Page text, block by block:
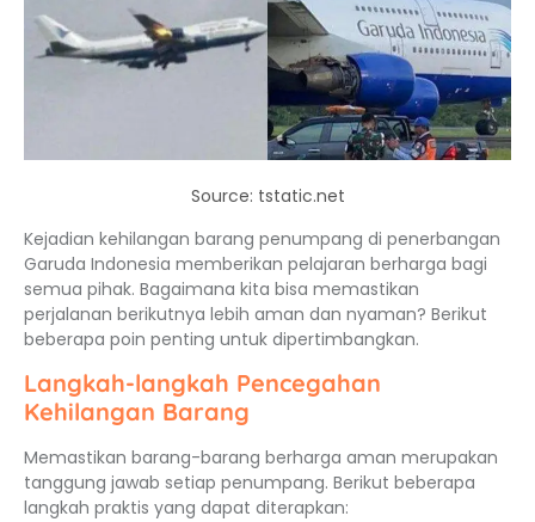
Source: tstatic.net
Kejadian kehilangan barang penumpang di penerbangan
Garuda Indonesia memberikan pelajaran berharga bagi
semua pihak. Bagaimana kita bisa memastikan
perjalanan berikutnya lebih aman dan nyaman? Berikut
beberapa poin penting untuk dipertimbangkan.
Langkah-langkah Pencegahan
Kehilangan Barang
Memastikan barang-barang berharga aman merupakan
tanggung jawab setiap penumpang. Berikut beberapa
langkah praktis yang dapat diterapkan: